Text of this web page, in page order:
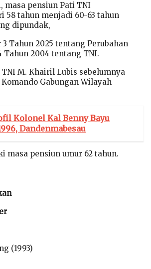
masa pensiun Pati TNI
58 tahun menjadi 60-63 tahun
dipundak,
Tahun 2025 tentang Perubahan
Tahun 2004 tentang TNI.
M. Khairil Lubis sebelumnya
Gabungan Wilayah
Kolonel Kal Benny Bayu
Dandenmabesau
masa pensiun umur 62 tahun.
(1993)